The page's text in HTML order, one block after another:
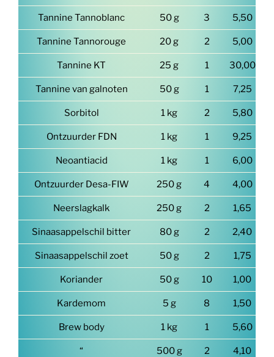
Tannine Tannoblanc 50 g 3 5,50
Tannine Tannorouge 20 g 2 5,00
Tannine KT 25 g 1 30,00
Tannine van galnoten 50 g 1 7,25
Sorbitol 1 kg 2 5,80
Ontzuurder FDN 1 kg 1 9,25
Neoantiacid 1 kg 1 6,00
Ontzuurder Desa-FIW 250 g 4 4,00
Neerslagkalk 250 g 2 1,65
Sinaasappelschil bitter 80 g 2 2,40
Sinaasappelschil zoet 50 g 2 1,75
Koriander 50 g 10 1,00
Kardemom 5 g 8 1,50
Brew body 1 kg 1 5,60
“ 500 g 2 4,10